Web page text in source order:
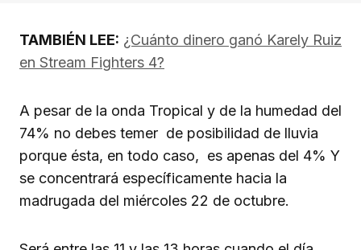
TAMBIÉN LEE: ¿Cuánto dinero ganó Karely Ruiz
en Stream Fighters 4?
A pesar de la onda Tropical y de la humedad del
74% no debes temer de posibilidad de lluvia
porque ésta, en todo caso, es apenas del 4% Y
se concentrará específicamente hacia la
madrugada del miércoles 22 de octubre.